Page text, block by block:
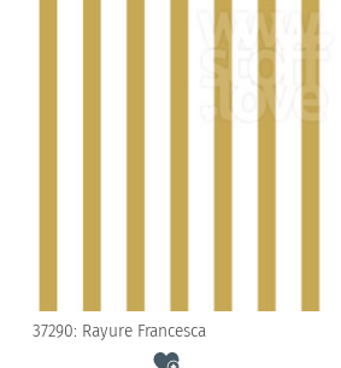
37290: Rayure Francesca